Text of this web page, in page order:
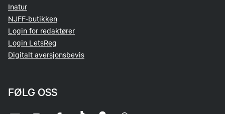
Inatur
NJFF-butikken
Login for redaktører
Login LetsReg
Digitalt aversjonsbevis
FØLG OSS